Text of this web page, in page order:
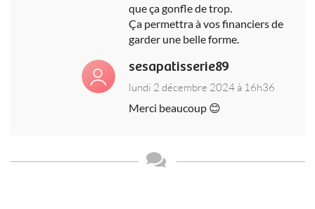
que ça gonfle de trop.
Ça permettra à vos financiers de
garder une belle forme.
sesapatisserie89
lundi 2 décembre 2024 à 16h36
Merci beaucoup 😊